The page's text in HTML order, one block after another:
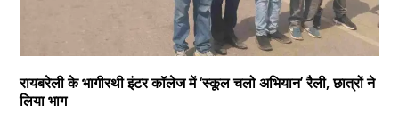
रायबरेली के भागीरथी इंटर कॉलेज में ‘स्कूल चलो अभियान’ रैली, छात्रों ने
लिया भाग